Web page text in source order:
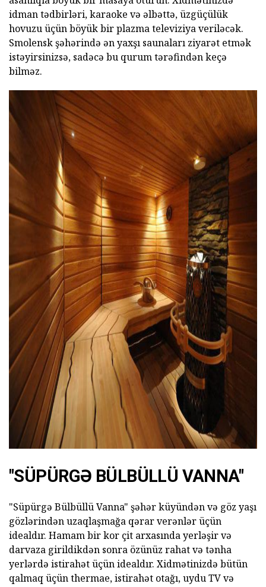
idman tədbirləri, karaoke və əlbəttə, üzgüçülük
hovuzu üçün böyük bir plazma televiziya veriləcək.
Smolensk şəhərində ən yaxşı saunaları ziyarət etmək
istəyirsinizsə, sadəcə bu qurum tərəfindən keçə
bilməz.
ad
"SÜPÜRGƏ BÜLBÜLLÜ VANNA"
"Süpürgə Bülbüllü Vanna" şəhər küyündən və göz yaşı
gözlərindən uzaqlaşmağa qərar verənlər üçün
idealdır. Hamam bir kor çit arxasında yerləşir və
darvaza girildikdən sonra özünüz rahat və tənha
yerlərdə istirahət üçün idealdır. Xidmətinizdə bütün
qalmaq üçün thermae, istirahət otağı, uydu TV və